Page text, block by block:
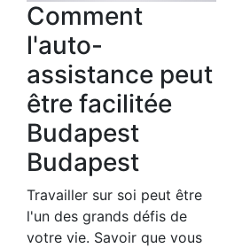
Comment
l'auto-
assistance peut
être facilitée
Budapest
Budapest
Travailler sur soi peut être
l'un des grands défis de
votre vie. Savoir que vous